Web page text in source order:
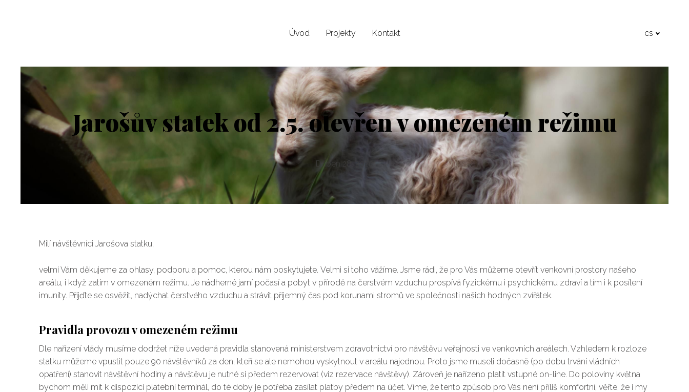
Úvod Projekty Kontakt cs
Jarošův statek od 2.5. otevřen v omezeném režimu
Duben 28, 2020
Milí návštěvníci Jarošova statku,
velmi Vám děkujeme za ohlasy, podporu a pomoc, kterou nám poskytujete. Velmi si toho vážíme. Jsme rádi, že pro Vás můžeme otevřít venkovní prostory našeho
areálu, i když zatím v omezeném režimu. Je nádherné jarní počasí a pobyt v přírodě na čerstvém vzduchu prospívá fyzickému i psychickému zdraví a tím i k posílení
imunity. Přijďte se osvěžit, nadýchat čerstvého vzduchu a strávit příjemný čas pod korunami stromů ve společnosti našich hodných zvířátek.
Pravidla provozu v omezeném režimu
Dle nařízení vlády musíme dodržet níže uvedená pravidla stanovená ministerstvem zdravotnictví pro návštěvu veřejnosti ve venkovních areálech. Vzhledem k rozloze
statku můžeme vpustit pouze 90 návštěvníků za den, kteří se ale nemohou vyskytnout v areálu najednou. Proto jsme museli dočasně (po dobu trvání vládních
opatření) stanovit návštěvní hodiny a návštěvu je nutné si předem rezervovat (viz rezervace návštěvy). Zároveň je nařízeno platit vstupné on-line. Do poloviny května
bychom měli mít k dispozici platební terminál, do té doby je potřeba zasílat platby předem na účet. Víme, že tento způsob pro Vás není příliš komfortní, věřte, že i my